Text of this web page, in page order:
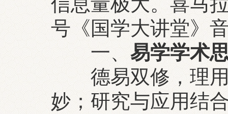
号《国学大讲堂》
一、 易学学术
德易双修，理
妙；研究与应用结